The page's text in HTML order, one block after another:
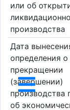
или об
производства
Дата
определения о
прекращении
(завершении)
производства
об